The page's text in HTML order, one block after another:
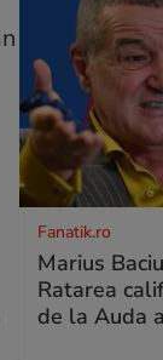
Fanatik.ro
Marius
Ratarea
de la Auda